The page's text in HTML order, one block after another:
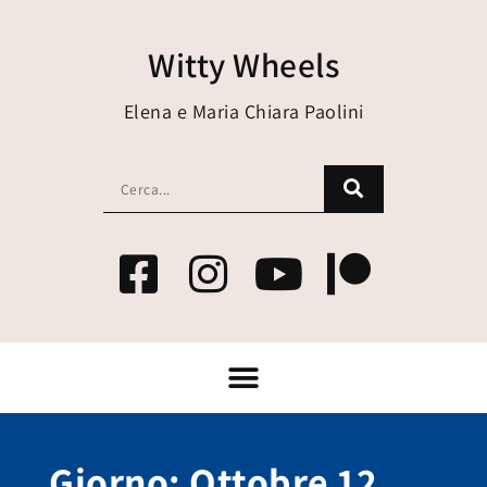
Witty Wheels
Elena e Maria Chiara Paolini